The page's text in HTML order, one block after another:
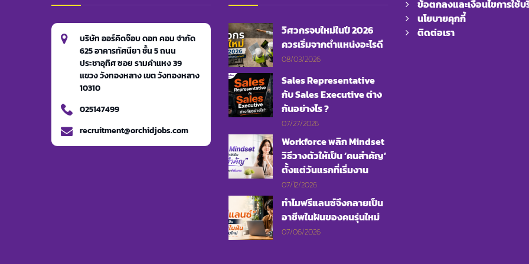
บริษัท ออร์คิดจ๊อบ ดอท คอม จำกัด
625 อาคารทัศนียา ชั้น 5 ถนน
ประชาอุทิศ ซอย รามคำแหง 39
แขวง วังทองหลาง เขต วังทองหลาง
10310
025147499
recruitment@orchidjobs.com
วิศวกรจบใหม่ในปี 2026
ควรเริ่มจากตำแหน่งอะไรดี
08/03/2026
Sales Representative
กับ Sales Executive ต่าง
กันอย่างไร ?
07/27/2026
Workforce พลิก Mindset
วิธีวางตัวให้เป็น ‘คนสำคัญ’
ตั้งแต่วันแรกที่เริ่มงาน
07/12/2026
ทำไมฟรีแลนซ์จึงกลายเป็น
อาชีพในฝันของคนรุ่นใหม่
07/06/2026
ข้อตกลงและเงื่อนไขการใช้บ
นโยบายคุกกี้
ติดต่อเรา